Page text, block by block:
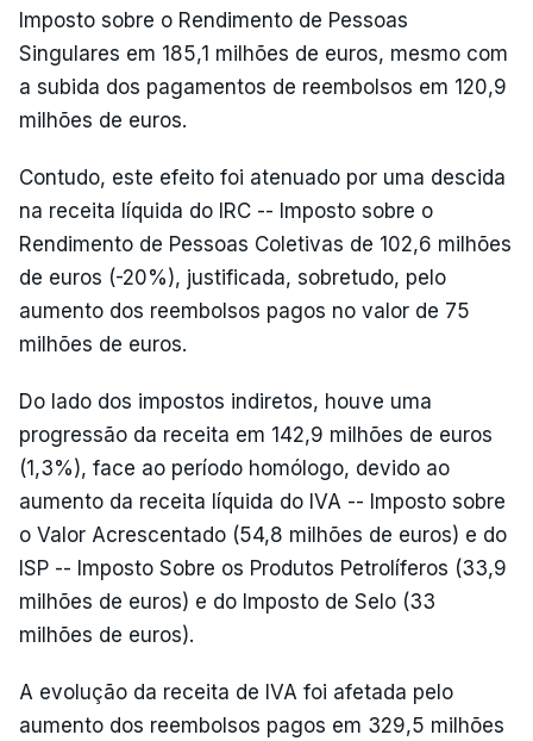
Imposto sobre o Rendimento de Pessoas
Singulares em 185,1 milhões de euros, mesmo com
a subida dos pagamentos de reembolsos em 120,9
milhões de euros.
Contudo, este efeito foi atenuado por uma descida
na receita líquida do IRC -- Imposto sobre o
Rendimento de Pessoas Coletivas de 102,6 milhões
de euros (-20%), justificada, sobretudo, pelo
aumento dos reembolsos pagos no valor de 75
milhões de euros.
Do lado dos impostos indiretos, houve uma
progressão da receita em 142,9 milhões de euros
(1,3%), face ao período homólogo, devido ao
aumento da receita líquida do IVA -- Imposto sobre
o Valor Acrescentado (54,8 milhões de euros) e do
ISP -- Imposto Sobre os Produtos Petrolíferos (33,9
milhões de euros) e do Imposto de Selo (33
milhões de euros).
A evolução da receita de IVA foi afetada pelo
aumento dos reembolsos pagos em 329,5 milhões